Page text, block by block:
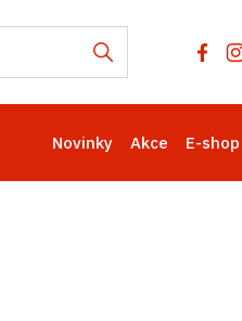
Novinky Akce E-shop